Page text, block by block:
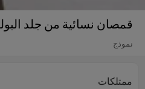
قمصان نسائية من جلد
نموذج
ممتلكات